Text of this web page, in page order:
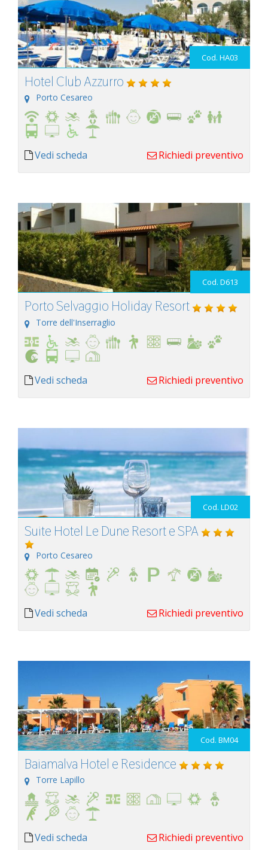
Cod. HA03
Hotel Club Azzurro
Porto Cesareo
Vedi scheda Richiedi preventivo
Cod. D613
Porto Selvaggio Holiday Resort
Torre dell'Inserraglio
Vedi scheda Richiedi preventivo
Cod. LD02
Suite Hotel Le Dune Resort e SPA
Porto Cesareo
Vedi scheda Richiedi preventivo
Cod. BM04
Baiamalva Hotel e Residence
Torre Lapillo
Vedi scheda Richiedi preventivo